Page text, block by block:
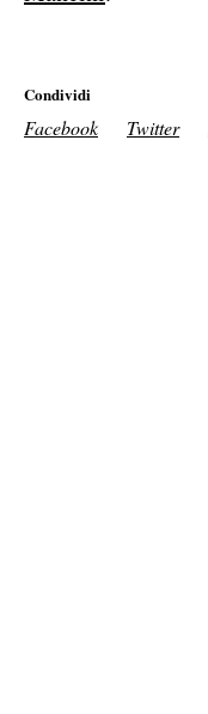
Condividi
Facebook Twitter